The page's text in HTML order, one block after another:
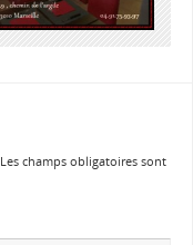
Les champs obligatoires sont